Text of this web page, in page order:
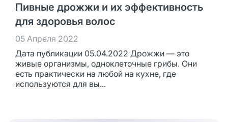
Пивные дрожжи и их эффективность
для здоровья волос
05 Апреля 2022
Дата публикации 05.04.2022 Дрожжи — это
живые организмы, одноклеточные грибы. Они
есть практически на любой на кухне, где
используются для вы...